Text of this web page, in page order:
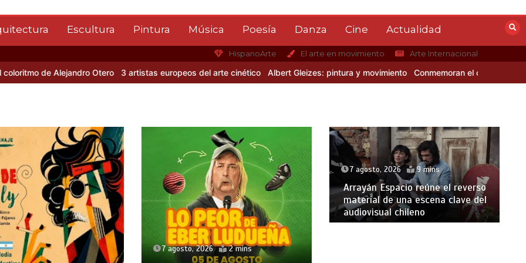
Escultura Pintura Música Poesía Danza Cine Actualidad
HispanoArte El arte en movimiento Arte Internacional
de Alejandro Otero 3 artistas europeos del arte cinético Albert Gleizes: pintura y movimiento Conmemoran el centenario del
7 agosto, 2026 2 mins
7 agosto, 2026 9 mins
Arrayán Espacio reúne el reverso
material de una escena clave del
audiovisual chileno